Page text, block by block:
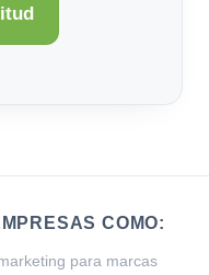
COMO:
para marcas